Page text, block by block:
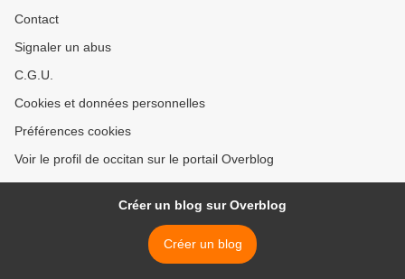
Contact
Signaler un abus
C.G.U.
Cookies et données personnelles
Préférences cookies
Voir le profil de occitan sur le portail Overblog
Créer un blog sur Overblog
Créer un blog